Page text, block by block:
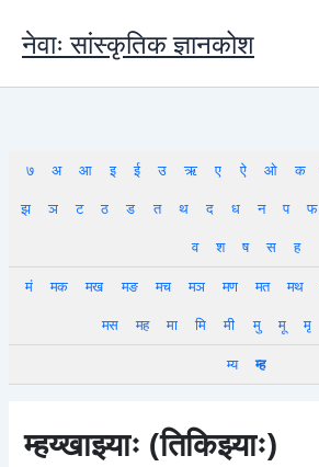
content
नेवाः सांस्कृतिक ज्ञानकोश
७ अ आ इ ई उ ऋ ए ऐ ओ क
झ
ञ ट ठ ड त थ द ध न प फ
व
श ष स
ह
मं
मक मख मङ मच मञ मण मत मथ
मस
मह मा मि मी मु मू मृ
म्य
म्ह
म्हय्खाझ्याः (तिकिझ्याः)